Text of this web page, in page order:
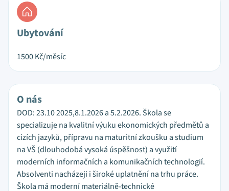
Ubytování
1500Kč/měsíc
O nás
DOD: 23.10 2025,8.1.2026 a 5.2.2026. Škola se
specializuje na kvalitní výuku ekonomických předmětů a
cizích jazyků, přípravu na maturitní zkoušku a studium
na VŠ (dlouhodobá vysoká úspěšnost) a využití
moderních informačních a komunikačních technologií.
Absolventi nacházeji i široké uplatnění na trhu práce.
Škola má moderní materiálně-technické